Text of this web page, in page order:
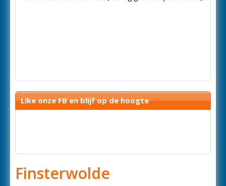
Like onze FB en blijf op de hoogte
Finsterwolde